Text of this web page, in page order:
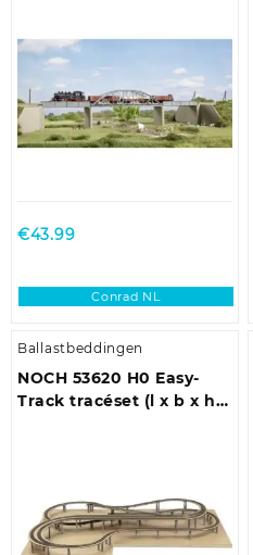
€43.99
Conrad NL
Ballastbeddingen
NOCH 53620 H0 Easy-
Track tracéset (l x b x h)